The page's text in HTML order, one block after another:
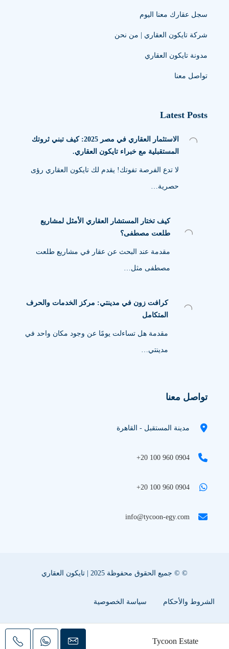
Tycoon Estate
سجل عقارك معنا اليوم
شركة تايكون العقاري | من نحن
مدونة تايكون العقاري
تواصل معنا
Latest Posts
الاستثمار العقاري في مصر 2025: كيف تبني ثروتك
المستقبلية مع خبراء تايكون العقاري.
لا تدع الفرصة تفوتك! يقدم لك تايكون العقاري رؤى
حصرية…
كيف تختار المستشار العقاري الأمثل لمشاريع
طلعت مصطفى؟
مقدمة عند البحث عن عقار في مشاريع طلعت
مصطفى مثل…
كرافت زون في مدينتي: مركز الخدمات والحرف
المتكامل
مقدمة هل تساءلت يومًا عن وجود مكان واحد في
مدينتي…
تواصل معنا
مدينة المستقبل - القاهرة
+20 100 960 0904
+20 100 960 0904
info@tycoon-egy.com
© © جميع الحقوق محفوظة 2025 | تايكون العقاري
الشروط والأحكام سياسة الخصوصية
سياسة ملفات تعريف الإرتباط اعلن عقارك معنا